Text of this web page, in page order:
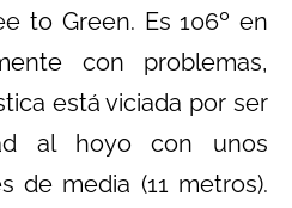
to Green. Es 106º en
con problemas,
está viciada por ser
al hoyo con unos
de media (11 metros).